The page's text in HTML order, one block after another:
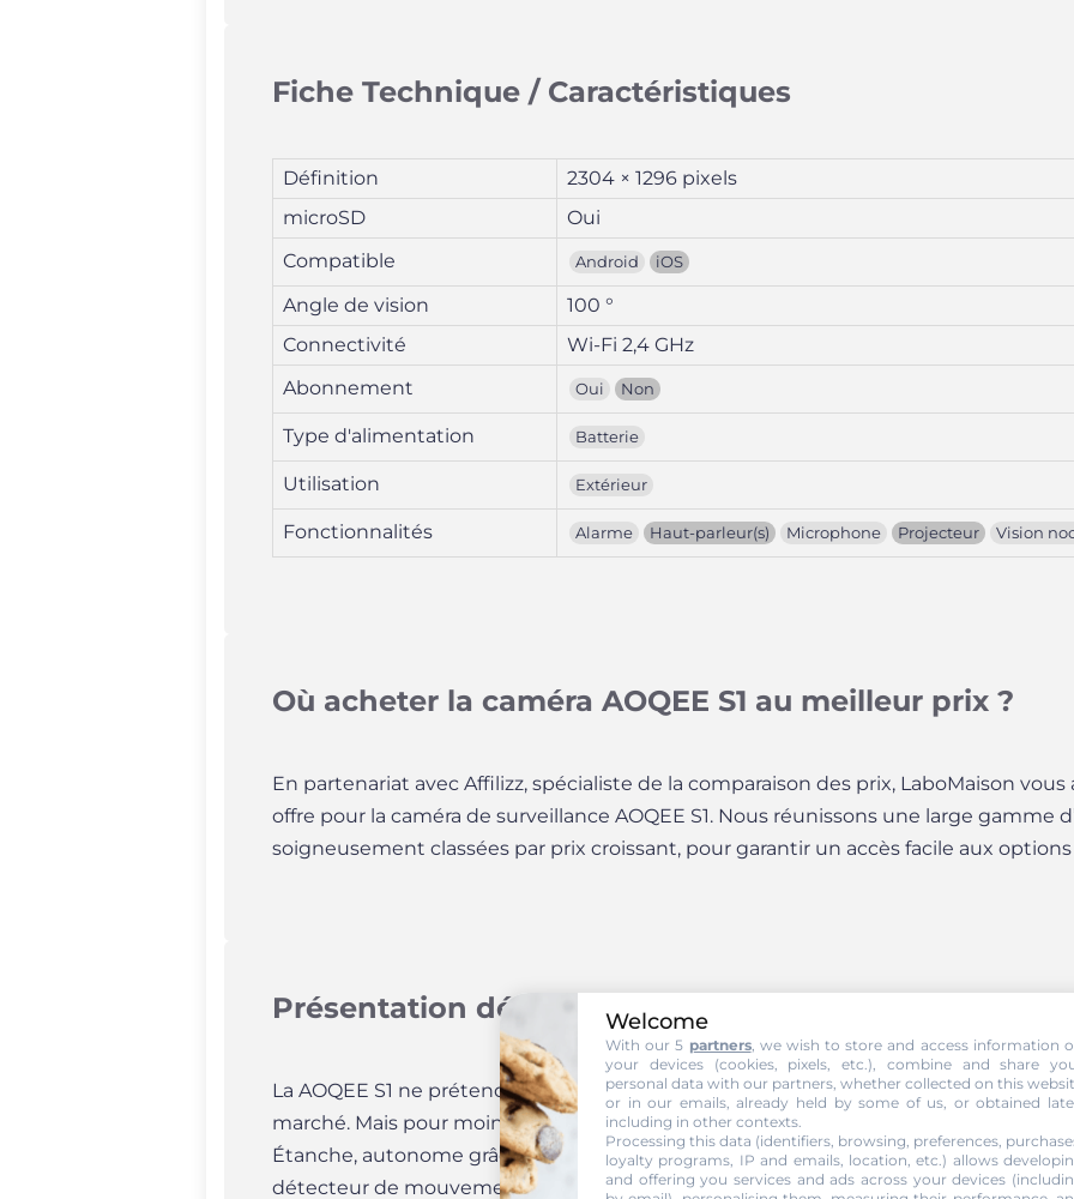
Fiche Technique / Caractéristiques
Définition
2304 × 1296 pixels
microSD
Oui
Compatible
Android iOS
Angle de vision
100 °
Connectivité
Wi-Fi 2,4 GHz
Abonnement
Oui Non
Type d'alimentation Batterie
Utilisation Extérieur
Fonctionnalités Alarme Haut-parleur(s) Microphone Projecteur Vision
Où acheter la caméra AOQEE S1 au meilleur prix ?
En partenariat avec Affilizz, spécialiste de la comparaison des prix, LaboMaison
offre pour la caméra de surveillance AOQEE S1. Nous réunissons une large gamme
soigneusement classées par prix croissant, pour garantir un accès facile aux
Présentation détaillée de la caméra AOQEE S1
La AOQEE S1 ne prétend pas rivaliser avec les modèles 4K lescaméras de
marché. Mais pour moins de 32 €, ce modèle WiFi d’extérieur coche de
Étanche, autonome grâce à un panneau solaire intégré, compatible Alexa/Google
détecteur de mouvement intelligent, elle s’impose comme un bon choix pour qui
Welcome
With our 5 partners, we wish to store and access information
your devices (cookies, pixels, etc.), combine and share
personal data with our partners, whether collected on this
or in our emails, already held by some of us, or obtained
including in other contexts.
Processing this data (identifiers, browsing, preferences,
loyalty programs, IP and emails, location, etc.) allows
and offering you services and ads across your devices